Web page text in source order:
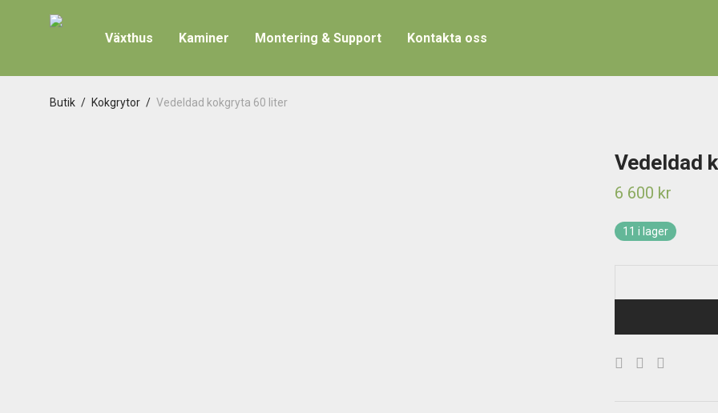
Växthus Kaminer Montering & Support Kontakta oss
Butik / Kokgrytor / Vedeldad kokgryta 60 liter
Vedeldad
6 600 kr
11 i lager